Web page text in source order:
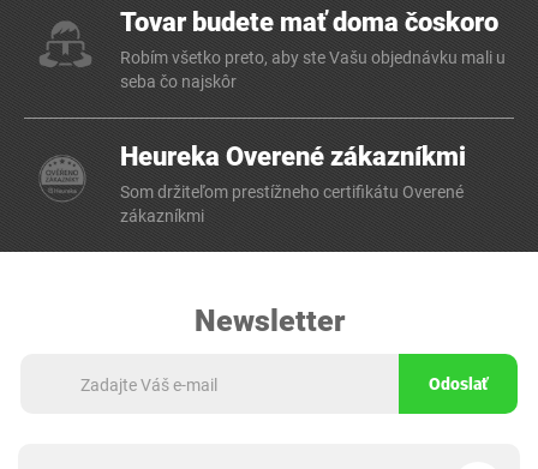
Tovar budete mať doma čoskoro
Robím všetko preto, aby ste Vašu objednávku mali u
seba čo najskôr
Heureka Overené zákazníkmi
Som držiteľom prestížneho certifikátu Overené
zákazníkmi
Newsletter
Odoslať